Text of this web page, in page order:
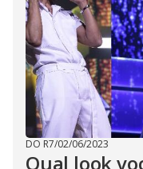
DO R7/02/06/2023
Qual look